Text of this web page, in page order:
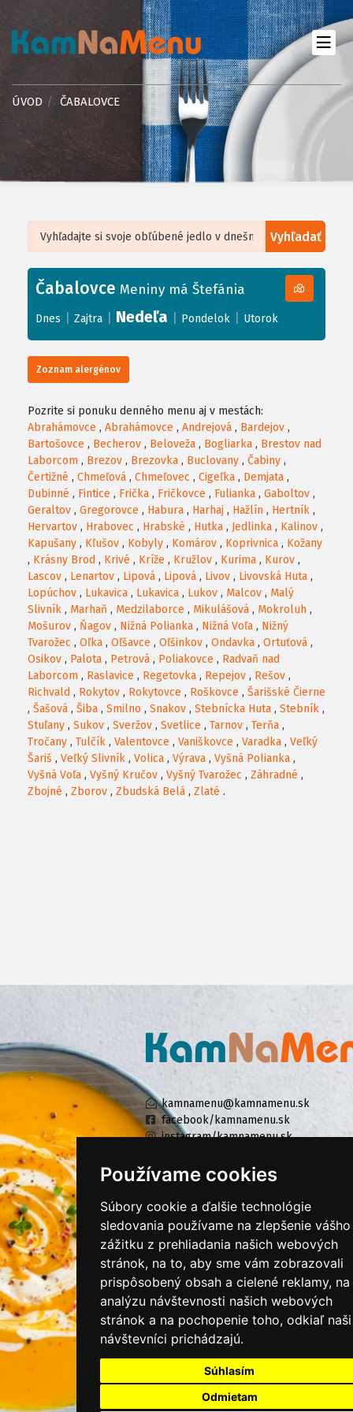
Používame cookies
Súbory cookie a ďalšie technológie
sledovania používame na zlepšenie vášho
zážitku z prehliadania našich webových
stránok, na to, aby sme vám zobrazovali
prispôsobený obsah a cielené reklamy, na
analýzu návštevnosti našich webových
stránok a na pochopenie toho, odkiaľ naši
návštevníci prichádzajú.
Súhlasím
Odmietam
ÚVOD ČABALOVCE
Vyhľadať
+
−
Leaflet| ©OpenStreetMap, Tiles courtesy ofHumanitarian OpenStreetMap
Čabalovce Meniny má Štefánia
Dnes Zajtra Nedeľa Pondelok Utorok
Zoznam alergénov
Pozrite si ponuku denného menu aj v mestách:
Abrahámovce , Abrahámovce , Andrejová , Bardejov ,
Bartošovce , Becherov , Beloveža , Bogliarka , Brestov nad
Laborcom , Brezov , Brezovka , Buclovany , Čabiny ,
Čertižné , Chmeľová , Chmeľovec , Cigeľka , Demjata ,
Dubinné , Fintice , Frička , Fričkovce , Fulianka , Gaboltov ,
Geraltov , Gregorovce , Habura , Harhaj , Hažlín , Hertník ,
Hervartov , Hrabovec , Hrabské , Hutka , Jedlinka , Kalinov ,
Kapušany , Kľušov , Kobyly , Komárov , Koprivnica , Kožany
, Krásny Brod , Krivé , Kríže , Kružlov , Kurima , Kurov ,
Lascov , Lenartov , Lipová , Lipová , Livov , Livovská Huta ,
Lopúchov , Lukavica , Lukavica , Lukov , Malcov , Malý
Slivník , Marhaň , Medzilaborce , Mikulášová , Mokroluh ,
Mošurov , Ňagov , Nižná Polianka , Nižná Voľa , Nižný
Tvarožec , Oľka , Oľšavce , Oľšinkov , Ondavka , Ortuťová ,
Osikov , Palota , Petrová , Poliakovce , Radvaň nad
Laborcom , Raslavice , Regetovka , Repejov , Rešov ,
Richvald , Rokytov , Rokytovce , Roškovce , Šarišské Čierne
, Šašová , Šiba , Smilno , Snakov , Stebnícka Huta , Stebník ,
Stuľany , Sukov , Sveržov , Svetlice , Tarnov , Terňa ,
Tročany , Tulčík , Valentovce , Vaniškovce , Varadka , Veľký
Šariš , Veľký Slivník , Volica , Výrava , Vyšná Polianka ,
Vyšná Voľa , Vyšný Kručov , Vyšný Tvarožec , Záhradné ,
Zbojné , Zborov , Zbudská Belá , Zlaté .
kamnamenu@kamnamenu.sk
facebook/kamnamenu.sk
instagram/kamnamenu.sk
PRIHLÁSIŤ SA DO ZÁKAZNÍCKEJ ZÓNY
Všeobecné obchodné podmienky
Ochrana osobných údajov
Cookies
Moje KamNaMenu
Pridať reštauráciu